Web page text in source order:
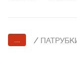
... /